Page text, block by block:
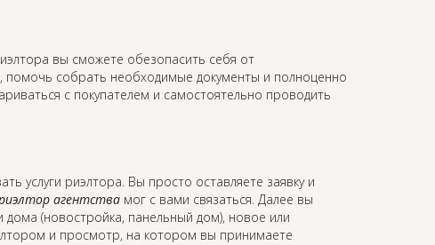
вы сможете обезопасить себя от
помочь собрать необходимые документы и полноценно
с покупателем и самостоятельно проводить
услуги риэлтора. Вы просто оставляете заявку и
агентствамог с вами связаться. Далее вы
дома (новостройка, панельный дом), новое или
и просмотр, на котором вы принимаете